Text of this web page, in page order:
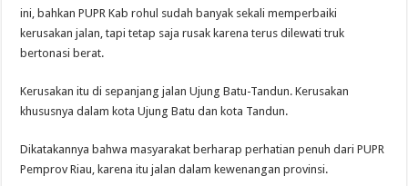
ini, bahkan PUPR Kab rohul sudah banyak sekali memperbaiki
kerusakan jalan, tapi tetap saja rusak karena terus dilewati truk
bertonasi berat.
Kerusakan itu di sepanjang jalan Ujung Batu-Tandun. Kerusakan
khususnya dalam kota Ujung Batu dan kota Tandun.
Dikatakannya bahwa masyarakat berharap perhatian penuh dari PUPR
Pemprov Riau, karena itu jalan dalam kewenangan provinsi.